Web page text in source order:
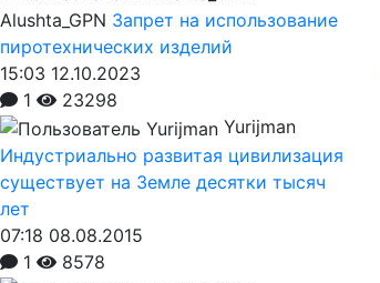
Alushta_GPN Запрет на использование
пиротехнических изделий
15:03 12.10.2023
1
23298
Yurijman
Индустриально развитая цивилизация
существует на Земле десятки тысяч
лет
07:18 08.08.2015
1
8578